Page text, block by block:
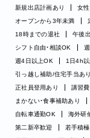
新規出店計画あり
女
オープンから3年未満
18時までの退社
午後
シフト自由・相談OK
週4日以上OK
1日4h
引っ越し補助/住宅手当あり
正社員登用あり
講習
まかない・食事補助あり
自転車通勤OK
海外研
第二新卒歓迎
若手積